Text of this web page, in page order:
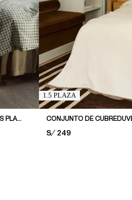
CONJUNTO DE CUBREDUVET DE DOS PLAZAS CON ESTAMPADO
1.5 PLAZA
PRICE:
S/ 249